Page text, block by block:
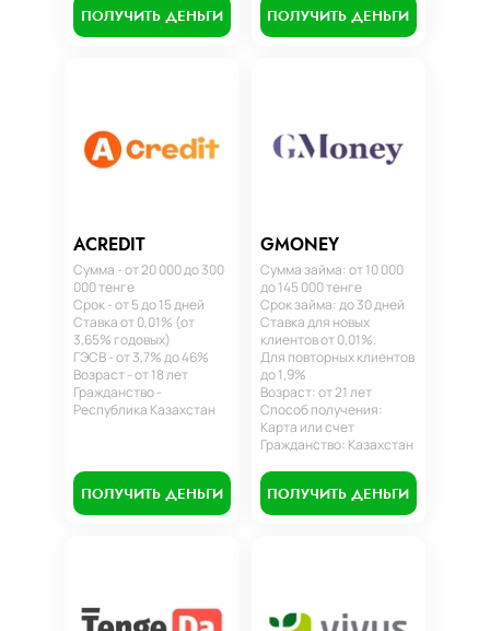
ПОЛУЧИТЬ ДЕНЬГИ ПОЛУЧИТЬ ДЕНЬГИ
ACREDIT
Сумма - от 20 000 до 300
000 тенге
Срок - от 5 до 15 дней
Ставка от 0,01% (от
3,65% годовых)
ГЭСВ - от 3,7% до 46%
Возраст - от 18 лет
Гражданство -
Республика Казахстан
ПОЛУЧИТЬ ДЕНЬГИ
GMONEY
Сумма займа: от 10 000
до 145 000 тенге
Срок займа: до 30 дней
Ставка для новых
клиентов от 0,01%.
Для повторных клиентов
до 1,9%
Возраст: от 21 лет
Способ получения:
Карта или счет
Гражданство: Казахстан
ПОЛУЧИТЬ ДЕНЬГИ